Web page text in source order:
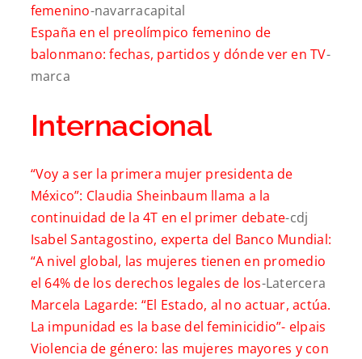
femenino-navarracapital
España en el preolímpico femenino de
balonmano: fechas, partidos y dónde ver en TV-
marca
Internacional
“Voy a ser la primera mujer presidenta de
México”: Claudia Sheinbaum llama a la
continuidad de la 4T en el primer debate-cdj
Isabel Santagostino, experta del Banco Mundial:
“A nivel global, las mujeres tienen en promedio
el 64% de los derechos legales de los-Latercera
Marcela Lagarde: “El Estado, al no actuar, actúa.
La impunidad es la base del feminicidio”- elpais
Violencia de género: las mujeres mayores y con